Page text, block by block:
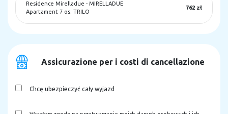
Residence Mirelladue - MIRELLADUE
Apartament 7 os. TRILO
762 zł
Assicurazione per i costi di cancellazione
Chcę ubezpieczyć cały wyjazd